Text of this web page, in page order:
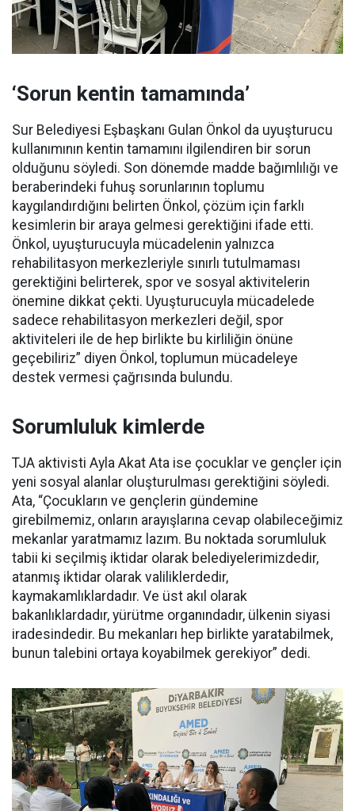
‘Sorun kentin tamamında’
Sur Belediyesi Eşbaşkanı Gulan Önkol da uyuşturucu
kullanımının kentin tamamını ilgilendiren bir sorun
olduğunu söyledi. Son dönemde madde bağımlılığı ve
beraberindeki fuhuş sorunlarının toplumu
kaygılandırdığını belirten Önkol, çözüm için farklı
kesimlerin bir araya gelmesi gerektiğini ifade etti.
Önkol, uyuşturucuyla mücadelenin yalnızca
rehabilitasyon merkezleriyle sınırlı tutulmaması
gerektiğini belirterek, spor ve sosyal aktivitelerin
önemine dikkat çekti. Uyuşturucuyla mücadelede
sadece rehabilitasyon merkezleri değil, spor
aktiviteleri ile de hep birlikte bu kirliliğin önüne
geçebiliriz” diyen Önkol, toplumun mücadeleye
destek vermesi çağrısında bulundu.
Sorumluluk kimlerde
TJA aktivisti Ayla Akat Ata ise çocuklar ve gençler için
yeni sosyal alanlar oluşturulması gerektiğini söyledi.
Ata, “Çocukların ve gençlerin gündemine
girebilmemiz, onların arayışlarına cevap olabileceğimiz
mekanlar yaratmamız lazım. Bu noktada sorumluluk
tabii ki seçilmiş iktidar olarak belediyelerimizdedir,
atanmış iktidar olarak valiliklerdedir,
kaymakamlıklardadır. Ve üst akıl olarak
bakanlıklardadır, yürütme organındadır, ülkenin siyasi
iradesindedir. Bu mekanları hep birlikte yaratabilmek,
bunun talebini ortaya koyabilmek gerekiyor” dedi.